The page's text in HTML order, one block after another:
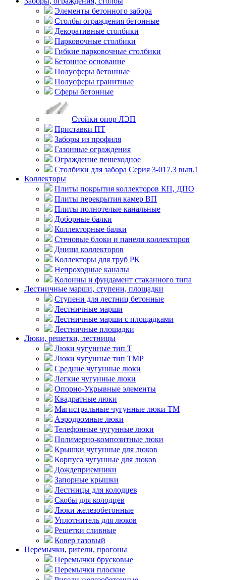
Элементы бетонного забора
Столбы ограждения бетонные
Декоративные столбики
Парковочные столбики
Гибкие парковочные столбики
Бетонное основание
Полусферы бетонные
Полусферы гранитные
Сферы бетонные
Стойки опор ЛЭП
Приставки ПТ
Заборы из профиля
Газонные ограждения
Ограждение пешеходное
Столбики для забора Серия 3-017.3 вып.1
Коллекторы
Плиты покрытия коллекторов КП, ДПО
Плиты перекрытия камер ВП
Плиты полнотелые канальные
Доборные балки
Коллекторные балки
Стеновые блоки и панели коллекторов
Днища коллекторов
Коллекторы для труб РК
Непроходные каналы
Колонны и фундамент стаканного типа
Лестничные марши, ступени, площадки
Ступени для лестниц бетонные
Лестничные марши
Лестничные марши с площадками
Лестничные площадки
Люки, решетки, лестницы
Люки чугунные тип Т
Люки чугунные тип ТМР
Средние чугунные люки
Легкие чугунные люки
Опорно-Укрывные элементы
Квадратные люки
Магистральные чугунные люки ТМ
Аэродромные люки
Телефонные чугунные люки
Полимерно-композитные люки
Крышки чугунные для люков
Корпуса чугунные для люков
Дождеприемники
Запорные крышки
Лестницы для колодцев
Скобы для колодцев
Люки железобетонные
Уплотнитель для люков
Решетки сливные
Ковер газовый
Перемычки, ригели, прогоны
Перемычки брусковые
Перемычки плоские